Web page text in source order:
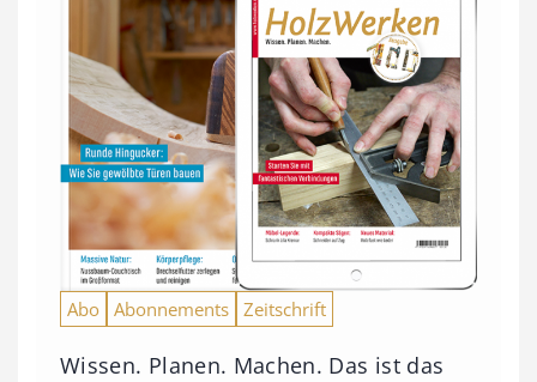
Abo Abonnements Zeitschrift
Wissen. Planen. Machen. Das ist das